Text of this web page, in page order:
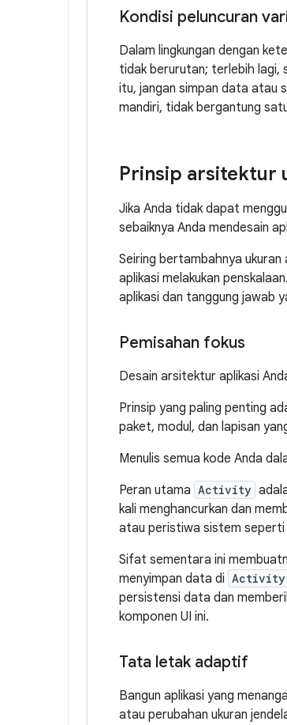
Kondisi peluncuran
Dalam lingkungan dengan
tidak berurutan; terlebih lagi,
itu, jangan simpan data atau
mandiri, tidak bergantung
Prinsip arsitektur
Jika Anda tidak dapat
sebaiknya Anda mendesain
Seiring bertambahnya
aplikasi melakukan
aplikasi dan tanggung jawab
Pemisahan fokus
Desain arsitektur aplikasi
Prinsip yang paling penting
paket, modul, dan lapisan
Menulis semua kode Anda
Peran utama Activity
kali menghancurkan dan
atau peristiwa sistem seperti
Sifat sementara ini
menyimpan data di Activity
persistensi data dan
komponen UI ini.
Tata letak adaptif
Bangun aplikasi yang
atau perubahan ukuran